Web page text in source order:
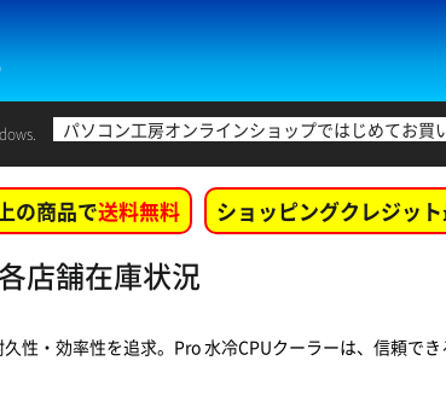
パソコン工房オンラインショップではじめてお買
の商品で送料無料 ショッピングクレジッ
店舗在庫状況
性・効率性を追求。Pro 水冷CPUクーラーは、信頼で